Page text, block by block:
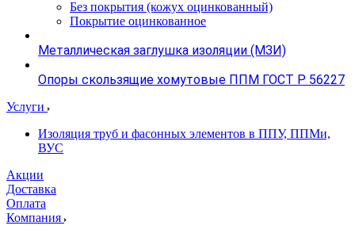
Без покрытия (кожух оцинкованный)
Покрытие оцинкованное
Металлическая заглушка изоляции (МЗИ)
Опоры скользящие хомутовые ППМ ГОСТ Р 56227
Услуги
Изоляция труб и фасонных элементов в ППУ, ППМи,
ВУС
Акции
Доставка
Оплата
Компания